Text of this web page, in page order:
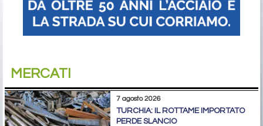
MERCATI
7 agosto 2026
TURCHIA: IL ROTTAME IMPORTATO
PERDE SLANCIO